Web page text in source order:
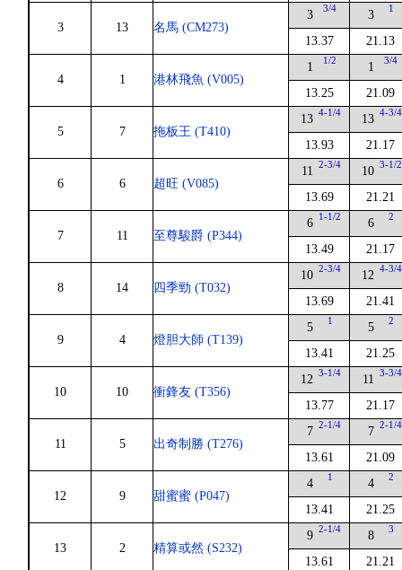
3 13 名馬 (CM273)
3 3/4
13.37
3 1
21.13
4 1 港林飛魚 (V005)
1 1/2
13.25
1 3/4
21.09
5 7 拖板王 (T410)
13 4-1/4
13.93
13 4-3/4
21.17
6 6 超旺 (V085)
11 2-3/4
13.69
10 3-1/2
21.21
7 11 至尊駿爵 (P344)
6 1-1/2
13.49
6 2
21.17
8 14 四季勁 (T032)
10 2-3/4
13.69
12 4-3/4
21.41
9 4 燈胆大師 (T139)
5 1
13.41
5 2
21.25
10 10 衝鋒友 (T356)
12 3-1/4
13.77
11 3-3/4
21.17
11 5 出奇制勝 (T276)
7 2-1/4
13.61
7 2-1/4
21.09
12 9 甜蜜蜜 (P047)
4 1
13.41
4 2
21.25
13 2 精算或然 (S232)
9 2-1/4
13.61
8 3
21.21